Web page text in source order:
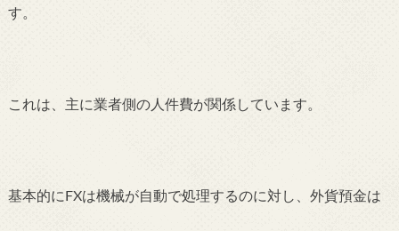
す。
これは、主に業者側の人件費が関係しています。
基本的にFXは機械が自動で処理するのに対し、外貨預金は